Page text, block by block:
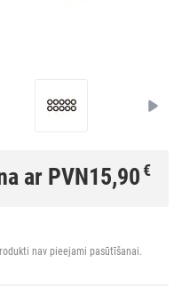
ar PVN15,90€
nav pieejami pasūtīšanai.